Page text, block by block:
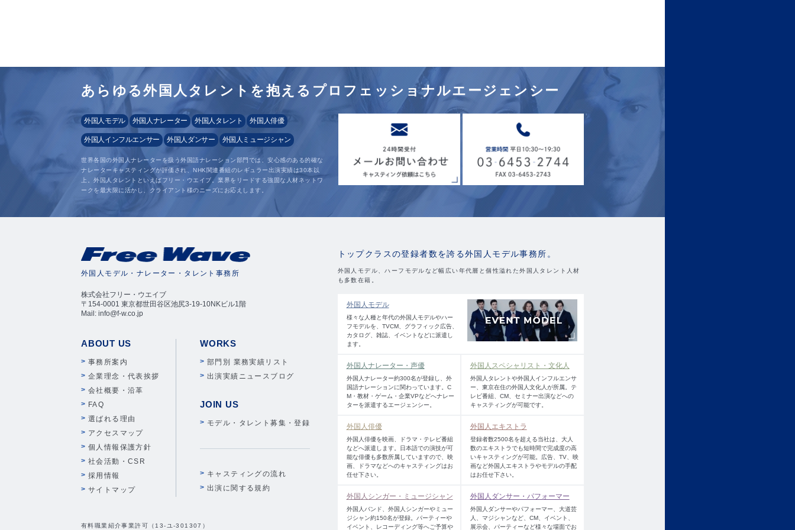
あらゆる外国人タレントを抱えるプロフェッショナルエージェンシー
外国人モデル 外国人ナレーター 外国人タレント 外国人俳優
外国人インフルエンサー 外国人ダンサー 外国人ミュージシャン
世界各国の外国人ナレーターを扱う外国語ナレーション部門では、安心感のある的確な
ナレーターキャスティングが評価され、NHK関連番組のレギュラー出演実績は30本以
上。外国人タレントといえばフリー・ウエイブ。業界をリードする強固な人材ネットワ
ークを最大限に活かし、クライアント様のニーズにお応えします。
外国人モデル・ナレーター・タレント事務所
株式会社フリー・ウエイブ
〒154-0001 東京都世田谷区池尻3-19-10NKビル1階
Mail: info@f-w.co.jp
ABOUT US
事務所案内
企業理念・代表挨拶
会社概要・沿革
FAQ
選ばれる理由
アクセスマップ
個人情報保護方針
社会活動・CSR
採用情報
サイトマップ
WORKS
部門別 業務実績リスト
出演実績ニュースブログ
JOIN US
モデル・タレント募集・登録
キャスティングの流れ
出演に関する規約
有料職業紹介事業許可（13-ユ-301307）
トップクラスの登録者数を誇る外国人モデル事務所。
外国人モデル、ハーフモデルなど幅広い年代層と個性溢れた外国人タレント人材
も多数在籍。
外国人モデル
様々な人種と年代の外国人モデルやハー
フモデルを、TVCM、グラフィック広告、
カタログ、雑誌、イベントなどに派遣し
ます。
外国人ナレーター・声優
外国人ナレーター約300名が登録し、外
国語ナレーションに関わっています。C
M・教材・ゲーム・企業VPなどへナレー
ターを派遣するエージェンシー。
外国人スペシャリスト・文化人
外国人タレントや外国人インフルエンサ
ー、東京在住の外国人文化人が所属。テ
レビ番組、CM、セミナー出演などへの
キャスティングが可能です。
外国人俳優
外国人俳優を映画、ドラマ・テレビ番組
などへ派遣します。日本語での演技が可
能な俳優も多数所属していますので、映
画、ドラマなどへのキャスティングはお
任せ下さい。
外国人エキストラ
登録者数2500名を超える当社は、大人
数のエキストラでも短時間で完成度の高
いキャスティングが可能。広告、TV、映
画など外国人エキストラやモデルの手配
はお任せ下さい。
外国人シンガー・ミュージシャン
外国人バンド、外国人シンガーやミュー
ジシャン約150名が登録。パーティーや
イベント、レコーディング等へご予算や
外国人ダンサー・パフォーマー
外国人ダンサーやパフォーマー、大道芸
人、マジシャンなど、CM、イベント、
展示会、パーティーなど様々な場面でお